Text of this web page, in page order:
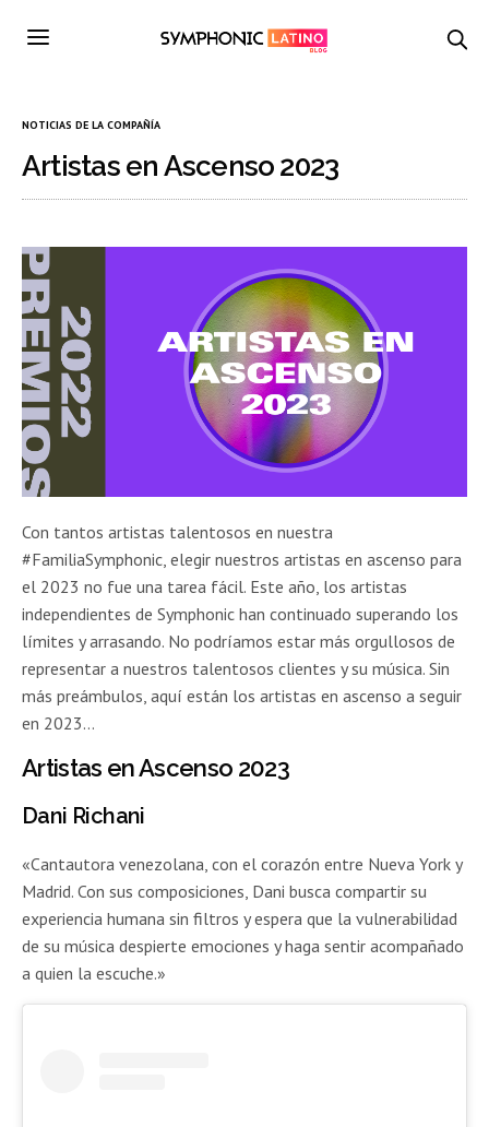
NOTICIAS DE LA COMPAÑÍA
Artistas en Ascenso 2023
Con tantos artistas talentosos en nuestra
#FamiliaSymphonic, elegir nuestros artistas en ascenso para
el 2023 no fue una tarea fácil. Este año, los artistas
independientes de Symphonic han continuado superando los
límites y arrasando. No podríamos estar más orgullosos de
representar a nuestros talentosos clientes y su música. Sin
más preámbulos, aquí están los artistas en ascenso a seguir
en 2023…
Artistas en Ascenso 2023
Dani Richani
«Cantautora venezolana, con el corazón entre Nueva York y
Madrid. Con sus composiciones, Dani busca compartir su
experiencia humana sin filtros y espera que la vulnerabilidad
de su música despierte emociones y haga sentir acompañado
a quien la escuche.»